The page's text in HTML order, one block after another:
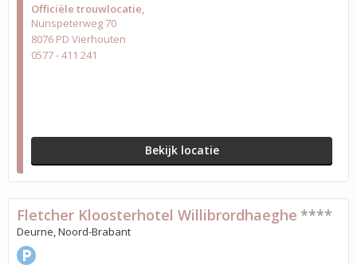
Officiële trouwlocatie
Nunspeterweg 70
8076 PD Vierhouten
0577 - 411 241
Bekijk locatie
Fletcher Kloosterhotel Willibrordhaeghe ****
Deurne, Noord-Brabant